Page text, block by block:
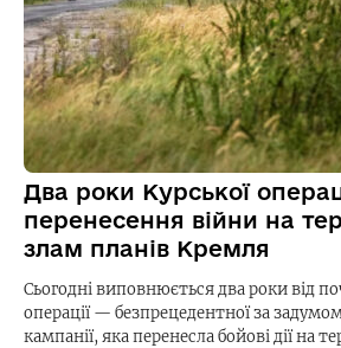
Два роки Курської
перенесення війни на
злам планів Кремля
Сьогодні виповнюється два роки від
операції — безпрецедентної за
кампанії, яка перенесла бойові дії на